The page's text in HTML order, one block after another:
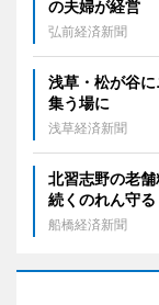
の夫婦が経営
弘前経済新聞
浅草・松が谷
集う場に
浅草経済新聞
北習志野の老
続くのれん守る
船橋経済新聞